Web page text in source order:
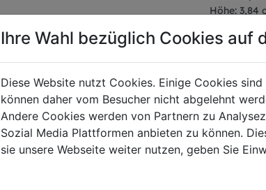
Höhe: 3,84
Das könnte Sie
Ihre Wahl bezüglich Cookies auf
Diese Website nutzt Cookies. Einige Cookies
können daher vom Besucher nicht abgelehnt
Andere Cookies werden von Partnern zu
Sozial Media Plattformen anbieten zu können.
sie unsere Webseite weiter nutzen, geben Sie